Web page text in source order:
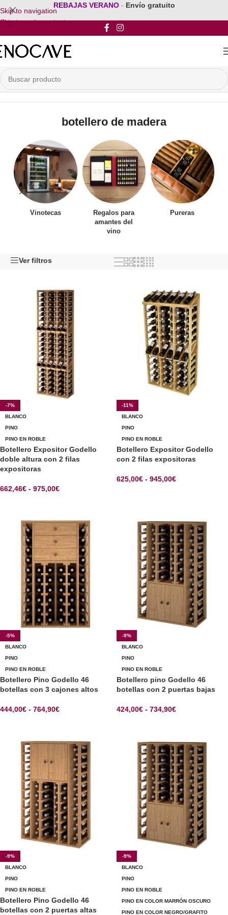
Skip to navigation
Skip to main content
REBAJAS VERANO - Envío gratuito
Inicio/Productos etiquetados “botellero de madera”
botellero de madera
Vinotecas
Regalos para
amantes del
vino
Pureras
Ver filtros
-7%
BLANCO
PINO
PINO EN ROBLE
Botellero Expositor Godello
doble altura con 2 filas
expositoras
662,46€ - 975,00€
-11%
BLANCO
PINO
PINO EN ROBLE
Botellero Expositor Godello
con 2 filas expositoras
625,00€ - 945,00€
-5%
BLANCO
PINO
PINO EN ROBLE
Botellero Pino Godello 46
botellas con 3 cajones altos
444,00€ - 764,90€
-9%
BLANCO
PINO
PINO EN ROBLE
Botellero pino Godello 46
botellas con 2 puertas bajas
424,00€ - 734,90€
-9%
BLANCO
PINO
PINO EN ROBLE
Botellero Pino Godello 46
botellas con 2 puertas altas
-9%
BLANCO
PINO
PINO EN ROBLE
PINO EN COLOR MARRÓN OSCURO
PINO EN COLOR NEGRO/GRAFITO